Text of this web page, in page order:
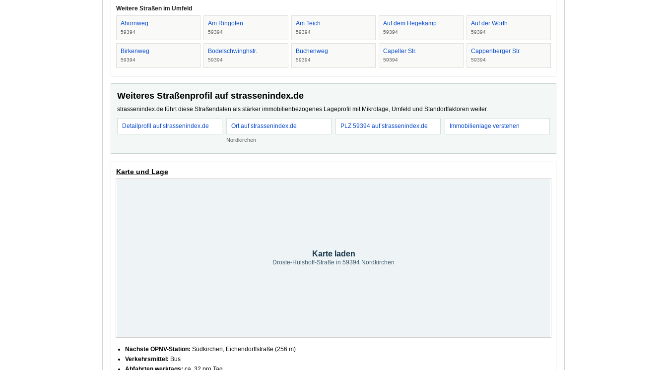
Weitere Straßen im Umfeld
Ahornweg
59394
Am Ringofen
59394
Am Teich
59394
Auf dem Hegekamp
59394
Auf der Worth
59394
Birkenweg
59394
Bodelschwinghstr.
59394
Buchenweg
59394
Capeller Str.
59394
Cappenberger Str.
59394
Weiteres Straßenprofil auf strassenindex.de
strassenindex.de führt diese Straßendaten als stärker immobilienbezogenes Lageprofil mit Mikrolage, Umfeld und Standortfaktoren weiter.
Detailprofil auf strassenindex.de Ort auf strassenindex.de
Nordkirchen
PLZ 59394 auf strassenindex.de Immobilienlage verstehen
Karte und Lage
Karte laden
Droste-Hülshoff-Straße in 59394 Nordkirchen
Nächste ÖPNV-Station: Südkirchen, Eichendorffstraße (256 m)
Verkehrsmittel: Bus